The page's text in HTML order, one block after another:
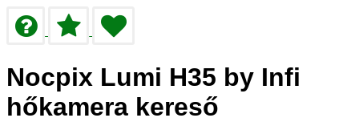
Nocpix Lumi H35 by Infi
hőkamera kereső